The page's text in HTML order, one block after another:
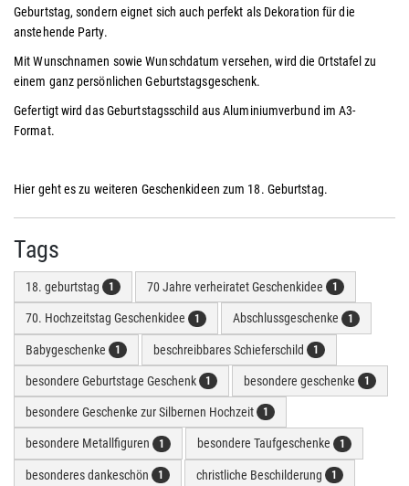
Geburtstag, sondern eignet sich auch perfekt als Dekoration für die
anstehende Party.
Mit Wunschnamen sowie Wunschdatum versehen, wird die Ortstafel zu
einem ganz persönlichen Geburtstagsgeschenk.
Gefertigt wird das Geburtstagsschild aus Aluminiumverbund im A3-
Format.
Hier geht es zu weiteren Geschenkideen zum 18. Geburtstag.
Tags
18. geburtstag 1 70 Jahre verheiratet Geschenkidee 1
70. Hochzeitstag Geschenkidee 1 Abschlussgeschenke 1
Babygeschenke 1 beschreibbares Schieferschild 1
besondere Geburtstage Geschenk 1 besondere geschenke 1
besondere Geschenke zur Silbernen Hochzeit 1
besondere Metallfiguren 1 besondere Taufgeschenke 1
besonderes dankeschön 1 christliche Beschilderung 1